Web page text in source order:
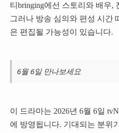
티bringing에선 스토리와 배우,
그러나 방송 심의와 편성 시간
은 편집될 가능성이 있습니다.
6월 6일 만나보세요
이 드라마는 2026년 6월 6일
에 방영됩니다. 기대되는 분위